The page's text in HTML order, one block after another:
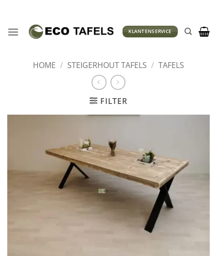
inhoud
KLANTENSERVICE
HOME / STEIGERHOUT TAFELS / TAFELS
FILTER